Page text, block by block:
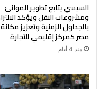
وفي قطاع الصحة، تتواصل
الصحي الشامل بمحافظة
المنشآت والأصول العلاجية
لتشغيل المنظومة.
السيسي يتابع تطوير الموانئ
ومشروعات النقل ويؤكد
بالجداول الزمنية وتعزيز مكانة
مصر كمركز إقليمي للتجارة
منذ 4 أيام